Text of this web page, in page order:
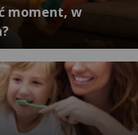
moment, w